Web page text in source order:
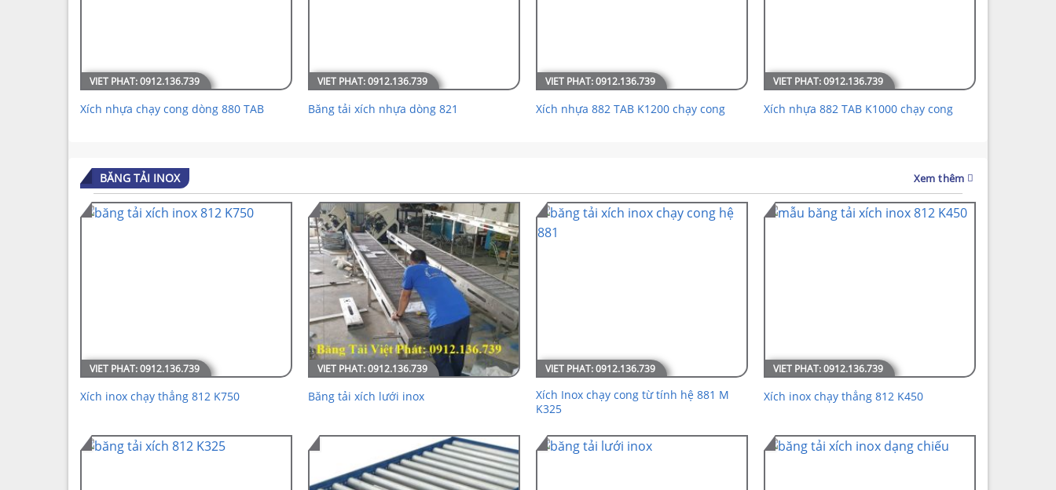
Xích nhựa chạy cong dòng 880 TAB Băng tải xích nhựa dòng 821 Xích nhựa 882 TAB K1200 chạy cong Xích nhựa 882 TAB K1000 chạy cong
BĂNG TẢI INOX Xem thêm
Xích inox chạy thẳng 812 K750 Băng tải xích lưới inox
Xích Inox chạy cong từ tính hệ 881 M
K325
Xích inox chạy thẳng 812 K450